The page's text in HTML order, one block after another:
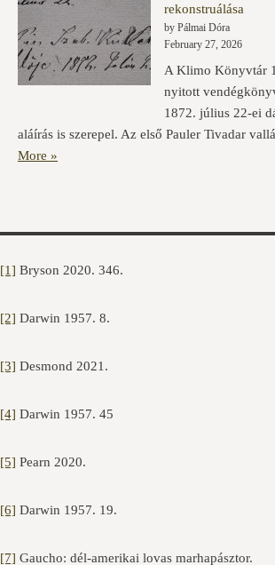
rekonstruálása
by Pálmai Dóra
February 27, 2026
A Klimo Könyvtár
nyitott
1872. július 22-ei
aláírás is szerepel. Az első Pauler Tivadar
More »
[1] Bryson 2020. 346.
[2] Darwin 1957. 8.
[3] Desmond 2021.
[4] Darwin 1957. 45
[5] Pearn 2020.
[6] Darwin 1957. 19.
[7] Gaucho: dél-amerikai lovas marhapásztor.